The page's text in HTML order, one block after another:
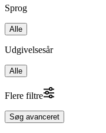
Sprog
Alle
Udgivelsesår
Alle
Flere filtre
Søg avanceret